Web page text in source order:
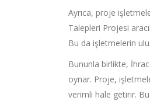
Ayrıca, proje
Talepleri Projesi
Bu da işletmelerin
Bununla birlikte,
oynar. Proje,
verimli hale getirir.